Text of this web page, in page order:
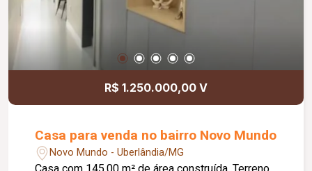
R$ 1.250.000,00 V
Casa para venda no bairro Novo Mundo
Novo Mundo - Uberlândia/MG